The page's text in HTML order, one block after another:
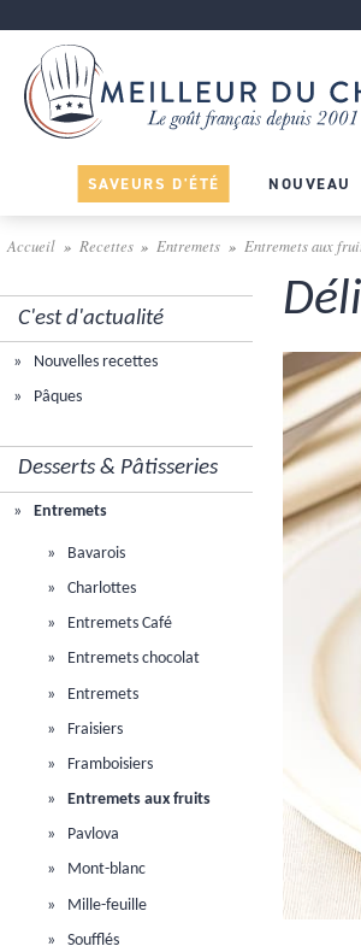
SAVEURS D'ÉTÉ NOUVEAU
Accueil Recettes Entremets Entremets aux
C'est d'actualité
Nouvelles recettes
Pâques
Desserts & Pâtisseries
Entremets
Bavarois
Charlottes
Entremets Café
Entremets chocolat
Entremets
Fraisiers
Framboisiers
Entremets aux fruits
Pavlova
Mont-blanc
Mille-feuille
Soufflés